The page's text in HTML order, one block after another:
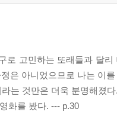
로 고민하는 또래들과 달
은 아니었으므로 나는 이
는 것만은 더욱 분명해졌
화를 봤다. --- p.30